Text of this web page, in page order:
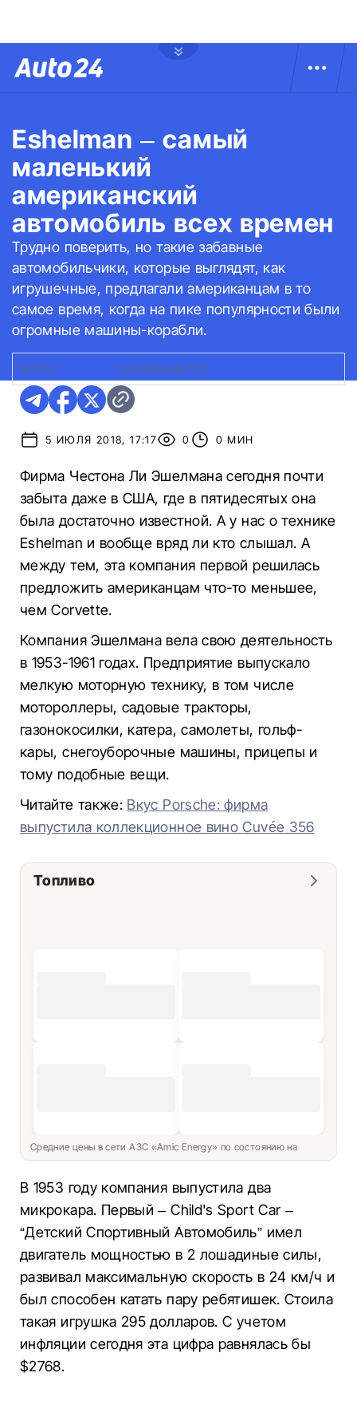
Eshelman – самый
маленький
американский
автомобиль всех времен
Трудно поверить, но такие забавные
автомобильчики, которые выглядят, как
игрушечные, предлагали американцам в то
самое время, когда на пике популярности были
огромные машины-корабли.
ФОТО: ESHELMAN СSC
5 ИЮЛЯ 2018, 17:17 0 0 МИН
Фирма Честона Ли Эшелмана сегодня почти
забыта даже в США, где в пятидесятых она
была достаточно известной. А у нас о технике
Eshelman и вообще вряд ли кто слышал. А
между тем, эта компания первой решилась
предложить американцам что-то меньшее,
чем Corvette.
Компания Эшелмана вела свою деятельность
в 1953-1961 годах. Предприятие выпускало
мелкую моторную технику, в том числе
мотороллеры, садовые тракторы,
газонокосилки, катера, самолеты, гольф-
кары, снегоуборочные машины, прицепы и
тому подобные вещи.
Читайте также: Вкус Porsche: фирма
выпустила коллекционное вино Cuvée 356
Топливо
Средние цены в сети АЗС «Amic Energy» по состоянию на
В 1953 году компания выпустила два
микрокара. Первый – Child's Sport Car –
“Детский Спортивный Автомобиль” имел
двигатель мощностью в 2 лошадиные силы,
развивал максимальную скорость в 24 км/ч и
был способен катать пару ребятишек. Стоила
такая игрушка 295 долларов. С учетом
инфляции сегодня эта цифра равнялась бы
$2768.